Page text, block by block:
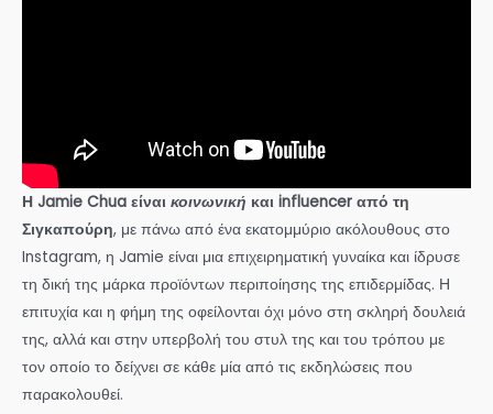
Η Jamie Chua είναι κοινωνική και influencer από τη
Σιγκαπούρη, με πάνω από ένα εκατομμύριο ακόλουθους στο
Instagram, η Jamie είναι μια επιχειρηματική γυναίκα και ίδρυσε
τη δική της μάρκα προϊόντων περιποίησης της επιδερμίδας. Η
επιτυχία και η φήμη της οφείλονται όχι μόνο στη σκληρή δουλειά
της, αλλά και στην υπερβολή του στυλ της και του τρόπου με
τον οποίο το δείχνει σε κάθε μία από τις εκδηλώσεις που
παρακολουθεί.